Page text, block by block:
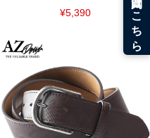
¥5,390